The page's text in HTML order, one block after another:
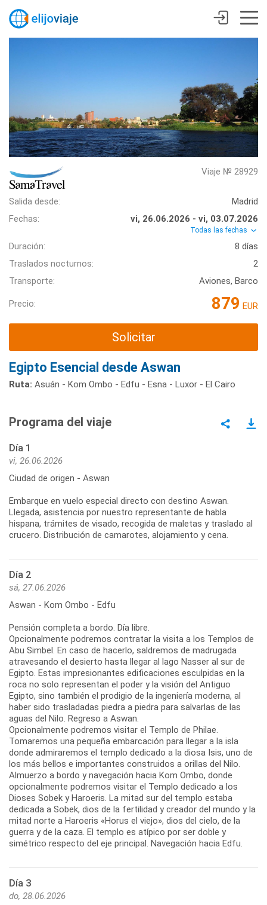
Viaje № 28929
Salida desde:
Madrid
Fechas:
vi, 26.06.2026 - vi, 03.07.2026
Todas las fechas
Duración:
8 días
Traslados nocturnos:
2
Transporte:
Aviones, Barco
Precio: 879 EUR
Solicitar
Egipto Esencial desde Aswan
Ruta: Asuán - Kom Ombo - Edfu - Esna - Luxor - El Cairo
Programa del viaje
Día 1
vi, 26.06.2026
Ciudad de origen - Aswan
Embarque en vuelo especial directo con destino Aswan.
Llegada, asistencia por nuestro representante de habla
hispana, trámites de visado, recogida de maletas y traslado al
crucero. Distribución de camarotes, alojamiento y cena.
Día 2
sá, 27.06.2026
Aswan - Kom Ombo - Edfu
Pensión completa a bordo. Día libre.
Opcionalmente podremos contratar la visita a los Templos de
Abu Simbel. En caso de hacerlo, saldremos de madrugada
atravesando el desierto hasta llegar al lago Nasser al sur de
Egipto. Estas impresionantes edificaciones esculpidas en la
roca no solo representan el poder y la visión del Antiguo
Egipto, sino también el prodigio de la ingeniería moderna, al
haber sido trasladadas piedra a piedra para salvarlas de las
aguas del Nilo. Regreso a Aswan.
Opcionalmente podremos visitar el Templo de Philae.
Tomaremos una pequeña embarcación para llegar a la isla
donde admiraremos el templo dedicado a la diosa Isis, uno de
los más bellos e importantes construidos a orillas del Nilo.
Almuerzo a bordo y navegación hacia Kom Ombo, donde
opcionalmente podremos visitar el Templo dedicado a los
Dioses Sobek y Haroeris. La mitad sur del templo estaba
dedicada a Sobek, dios de la fertilidad y creador del mundo y la
mitad norte a Haroeris «Horus el viejo», dios del cielo, de la
guerra y de la caza. El templo es atípico por ser doble y
simétrico respecto del eje principal. Navegación hacia Edfu.
Día 3
do, 28.06.2026